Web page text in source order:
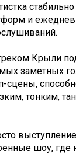
и
Крыли
заметных
сцены,
тонким,
шоу, где